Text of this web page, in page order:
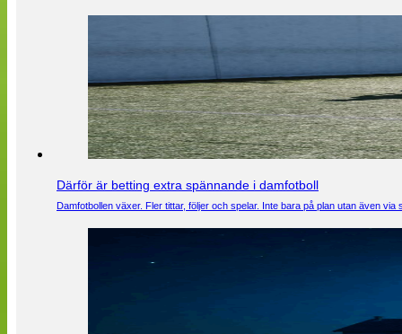
Därför är betting extra spännande i damfotboll
Damfotbollen växer. Fler tittar, följer och spelar. Inte bara på plan utan även